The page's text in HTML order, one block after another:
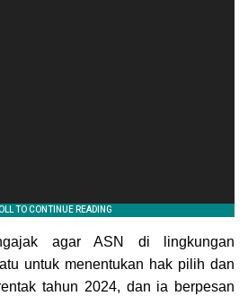
agar ASN di lingkungan
untuk menentukan hak pilih dan
tahun 2024, dan ia berpesan